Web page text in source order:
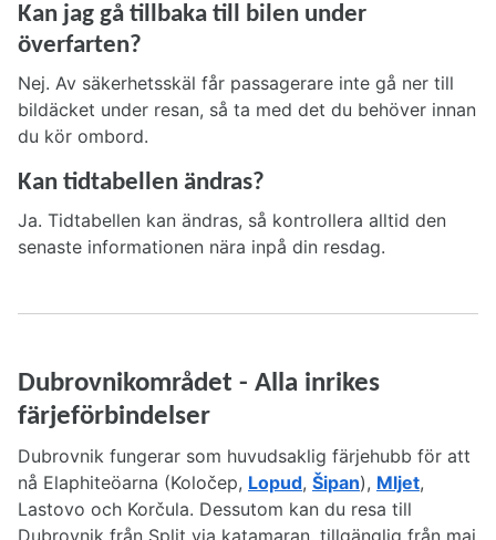
Kan jag gå tillbaka till bilen under
överfarten?
Nej. Av säkerhetsskäl får passagerare inte gå ner till
bildäcket under resan, så ta med det du behöver innan
du kör ombord.
Kan tidtabellen ändras?
Ja. Tidtabellen kan ändras, så kontrollera alltid den
senaste informationen nära inpå din resdag.
Dubrovnikområdet - Alla inrikes
färjeförbindelser
Dubrovnik fungerar som huvudsaklig färjehubb för att
nå Elaphiteöarna (Koločep, Lopud, Šipan), Mljet,
Lastovo och Korčula. Dessutom kan du resa till